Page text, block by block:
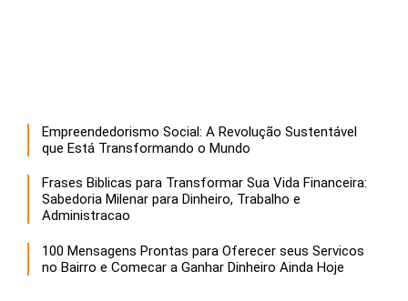
Empreendedorismo Social: A Revolução Sustentável
que Está Transformando o Mundo
Frases Biblicas para Transformar Sua Vida Financeira:
Sabedoria Milenar para Dinheiro, Trabalho e
Administracao
100 Mensagens Prontas para Oferecer seus Servicos
no Bairro e Comecar a Ganhar Dinheiro Ainda Hoje